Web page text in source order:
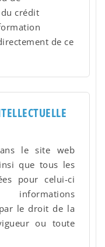
crédit
de ce
le site web
que tous les
pour celui-ci
le droit de la
ou toute